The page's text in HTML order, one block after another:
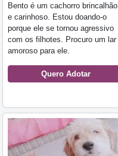
Bento é um cachorro brincalhão
e carinhoso. Estou doando-o
porque ele se tornou agressivo
com os filhotes. Procuro um lar
amoroso para ele.
Quero Adotar